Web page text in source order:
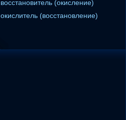
восстановитель (окисление)
окислитель (восстановление)